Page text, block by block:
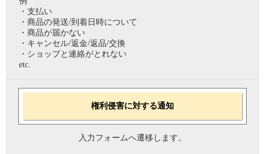
・支払い
・商品の発送/到着日時について
・商品が届かない
・キャンセル/返金/返品/交換
・ショップと連絡がとれない
etc.
権利侵害に対する通知
入力フォームへ遷移します。